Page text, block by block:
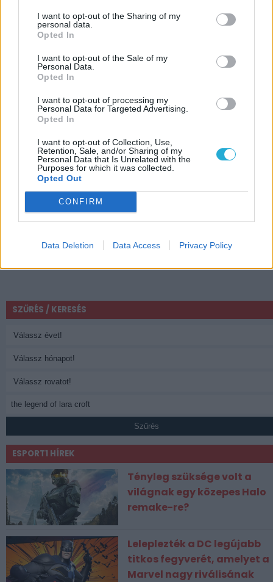
I want to opt-out of the Sharing of my
personal data.
Opted In
I want to opt-out of the Sale of my
Personal Data.
Opted In
I want to opt-out of processing my
Personal Data for Targeted Advertising.
Opted In
I want to opt-out of Collection, Use,
Retention, Sale, and/or Sharing of my
Personal Data that Is Unrelated with the
Purposes for which it was collected.
Opted Out
CONFIRM
Data Deletion Data Access Privacy Policy
SZŰRÉS / KERESÉS
Szűrés
ESPORT1 HÍREK
Tényleg szüksége volt a
világnak egy közepes Halo
remake-re?
Leleplezték a DC legújabb
titkos fegyverét, amelyet a
Marvel nagy riválisának